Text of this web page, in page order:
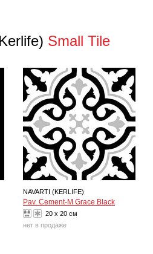
Small Tile
NAVARTI (KERLIFE)
Pav. Cement-M Grace Black
20 x 20 см
нет в продаже